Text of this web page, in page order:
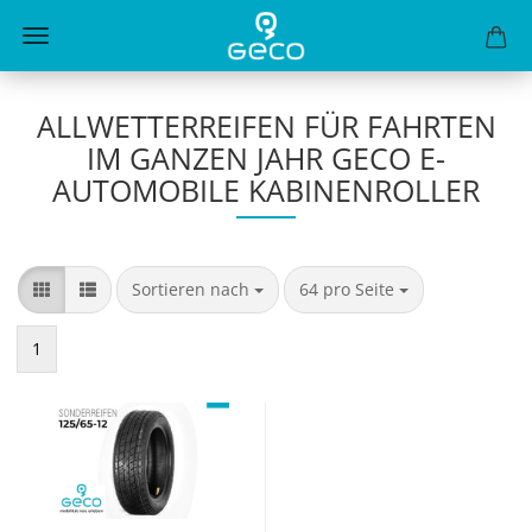
ALLWETTERREIFEN FÜR FAHRTEN
IM GANZEN JAHR GECO E-
AUTOMOBILE KABINENROLLER
Sortieren nach
Sortieren nach 64 pro Seite
pro Seite
1